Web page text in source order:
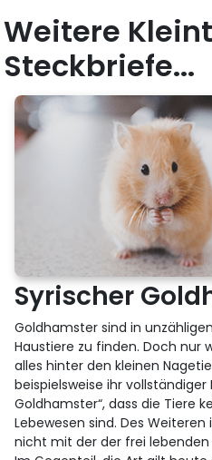
Weitere
Steckbriefe...
Syrischer
Goldhamster sind in
Haustiere zu finden. Doch nur
alles hinter den kleinen
beispielsweise ihr vollständiger
Goldhamster“, dass die Tiere
Lebewesen sind. Des
nicht mit der der frei lebenden